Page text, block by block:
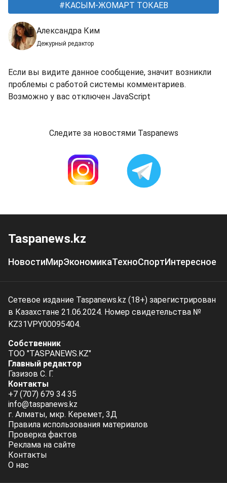
КАСЫМ-ЖОМАРТ ТОКАЕВ
Александра Ким
Дежурный редактор
Если вы видите данное сообщение, значит возникли
проблемы с работой системы комментариев.
Возможно у вас отключен JavaScript
Следите за новостями Taspanews
Taspanews.kz
НовостиМирЭкономикаТехноСпортИнтересное
Сетевое издание Taspanews.kz (18+) зарегистрирован
в Казахстане 21.06.2024. Номер свидетельства №
KZ31VPY00095404.
Собственник
ТОО "TASPANEWS.KZ"
Главный редактор
Газизов С. Г.
Контакты
+7 (707) 679 34 35
info@taspanews.kz
г. Алматы, мкр. Керемет, 3Д
Правила использования материалов
Проверка фактов
Реклама на сайте
Контакты
О нас